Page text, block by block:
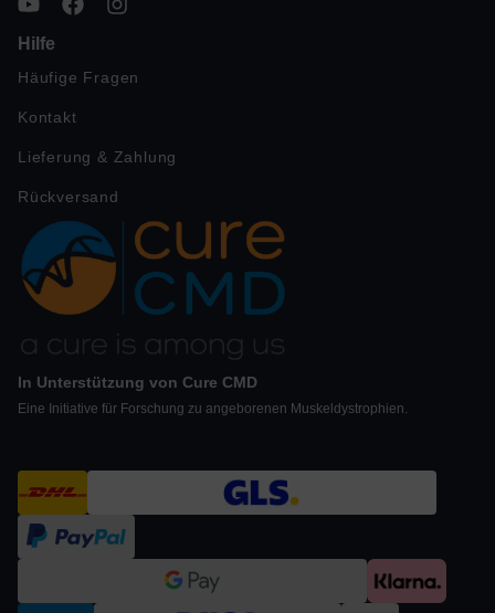
Hilfe
Häufige Fragen
Kontakt
Lieferung & Zahlung
Rückversand
In Unterstützung von Cure CMD
Eine Initiative für Forschung zu angeborenen Muskeldystrophien.